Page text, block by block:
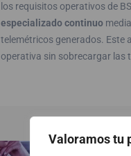
Valoramos tu
los requisitos operativos de
especializado continuo
telemétricos generados. Este
operativa sin sobrecargar las